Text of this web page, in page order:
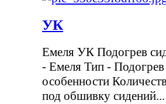
УК
Емеля УК Подогрев
- Емеля Тип -
особенности
под обшивку сидений...